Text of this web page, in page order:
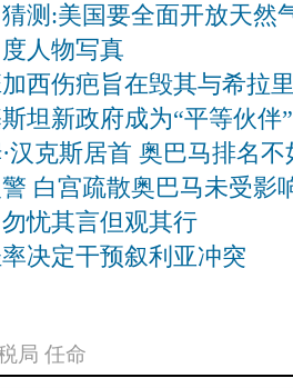
测:美国要全面开放天然
人物写真
西伤疤旨在毁其与希拉
坦新政府成为“平等伙伴”
汉克斯居首 奥巴马排名不
白宫疏散奥巴马未受影
忧其言但观其行
决定干预叙利亚冲突
局 任命